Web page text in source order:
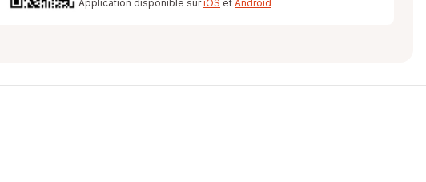
Application disponible suriOS et Android